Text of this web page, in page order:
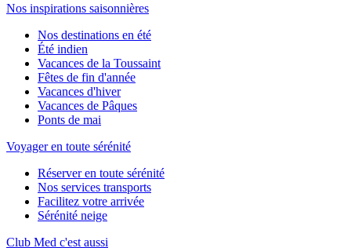
Nos inspirations saisonnières
Nos destinations en été
Été indien
Vacances de la Toussaint
Fêtes de fin d'année
Vacances d'hiver
Vacances de Pâques
Ponts de mai
Voyager en toute sérénité
Réserver en toute sérénité
Nos services transports
Facilitez votre arrivée
Sérénité neige
Club Med c'est aussi